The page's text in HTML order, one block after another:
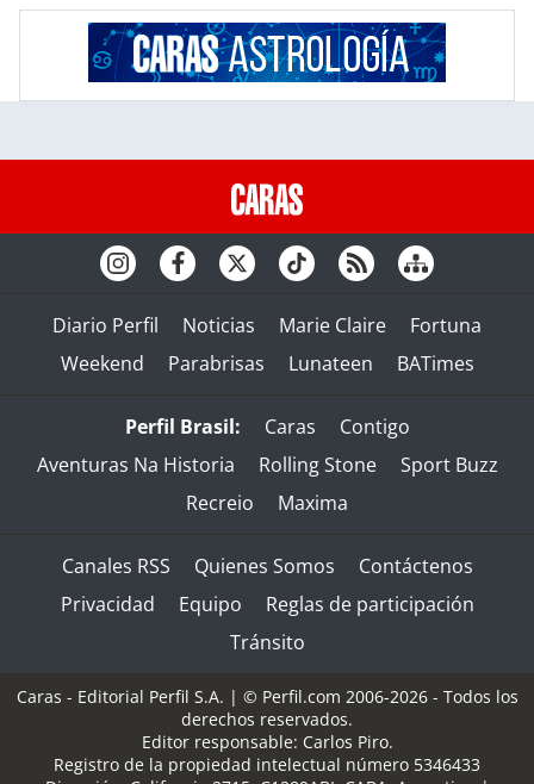
Diario Perfil Noticias Marie Claire
Fortuna
Weekend
Parabrisas Lunateen BATimes
Perfil Brasil: Caras
Contigo
Aventuras Na Historia
Rolling Stone
Sport Buzz
Recreio
Maxima
Canales RSS Quienes Somos
Contáctenos
Privacidad
Equipo
Reglas de participación
Tránsito
Caras - Editorial Perfil S.A. | © Perfil.com 2006-2026 - Todos los
derechos reservados.
Editor responsable: Carlos Piro.
Registro de la propiedad intelectual número 5346433